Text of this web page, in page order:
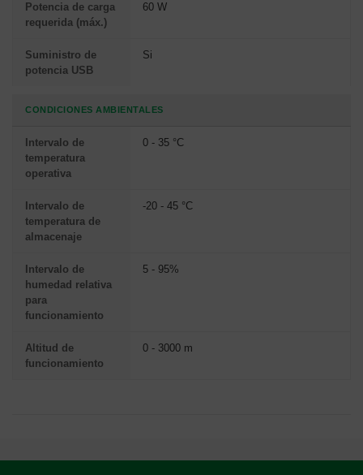
Potencia de carga
requerida (máx.)
60 W
Suministro de
potencia USB
Si
CONDICIONES AMBIENTALES
Intervalo de
temperatura
operativa
0 - 35 °C
Intervalo de
temperatura de
almacenaje
-20 - 45 °C
Intervalo de
humedad relativa
para
funcionamiento
5 - 95%
Altitud de
funcionamiento
0 - 3000 m